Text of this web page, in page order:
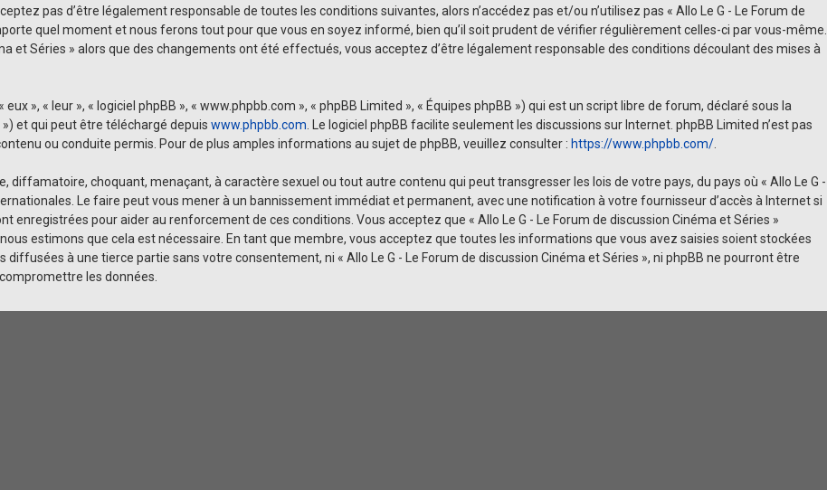
pas d’être légalement responsable de toutes les conditions suivantes, alors n’accédez pas et/ou n’utilisez pas « Allo Le G - Le Forum de
quel moment et nous ferons tout pour que vous en soyez informé, bien qu’il soit prudent de vérifier régulièrement celles-ci par vous-même.
et Séries » alors que des changements ont été effectués, vous acceptez d’être légalement responsable des conditions découlant des mises à
», « leur », « logiciel phpBB », « www.phpbb.com », « phpBB Limited », « Équipes phpBB ») qui est un script libre de forum, déclaré sous la
») et qui peut être téléchargé depuis www.phpbb.com . Le logiciel phpBB facilite seulement les discussions sur Internet. phpBB Limited n’est pas
ou conduite permis. Pour de plus amples informations au sujet de phpBB, veuillez consulter : https://www.phpbb.com/
diffamatoire, choquant, menaçant, à caractère sexuel ou tout autre contenu qui peut transgresser les lois de votre pays, du pays où « Allo Le G -
Le faire peut vous mener à un bannissement immédiat et permanent, avec une notification à votre fournisseur d’accès à Internet si
enregistrées pour aider au renforcement de ces conditions. Vous acceptez que « Allo Le G - Le Forum de discussion Cinéma et Séries »
estimons que cela est nécessaire. En tant que membre, vous acceptez que toutes les informations que vous avez saisies soient stockées
à une tierce partie sans votre consentement, ni « Allo Le G - Le Forum de discussion Cinéma et Séries », ni phpBB ne pourront être
les données.